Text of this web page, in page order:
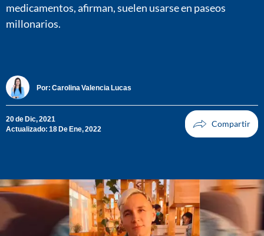
medicamentos, afirman, suelen usarse en paseos
millonarios.
Por: Carolina Valencia Lucas
20 de Dic, 2021
Actualizado: 18 De Ene, 2022